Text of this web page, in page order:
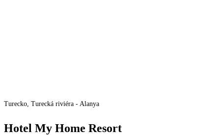
Turecko, Turecká riviéra - Alanya
Hotel My Home Resort